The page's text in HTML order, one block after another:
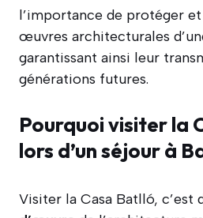
l’importance de protéger
œuvres architecturales
garantissant ainsi leur
générations futures.
Pourquoi visiter la
lors d’un séjour à
Visiter la Casa Batlló, c’est